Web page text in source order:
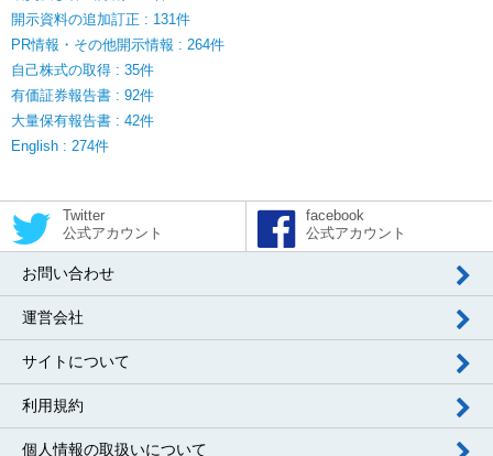
開示資料の追加訂正 : 131件
PR情報・その他開示情報 : 264件
自己株式の取得 : 35件
有価証券報告書 : 92件
大量保有報告書 : 42件
English : 274件
Twitter
公式アカウント
facebook
公式アカウント
お問い合わせ
運営会社
サイトについて
利用規約
個人情報の取扱いについて